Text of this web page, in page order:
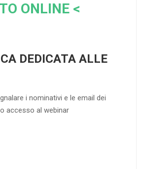
ONLINE <
DEDICATA ALLE
i nominativi e le email dei
accesso al webinar